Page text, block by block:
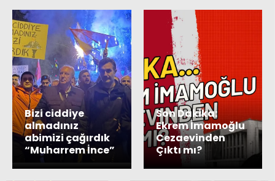
Bizi ciddiye
almadınız
abimizi çağırdık
“Muharrem İnce”
Son Dakika:
Ekrem İmamoğlu
Cezaevinden
Çıktı mı?